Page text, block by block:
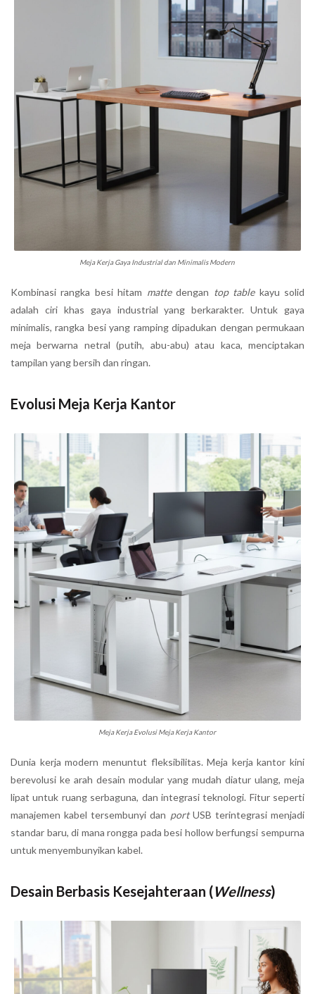
Meja Kerja Gaya Industrial dan Minimalis Modern
Kombinasi rangka besi hitam mattedengan top tablekayu solid
adalah ciri khas gaya industrial yang berkarakter. Untuk gaya
minimalis, rangka besi yang ramping dipadukan dengan permukaan
meja berwarna netral (putih, abu-abu) atau kaca, menciptakan
tampilan yang bersih dan ringan.
Evolusi Meja Kerja Kantor
Meja Kerja Evolusi Meja Kerja Kantor
Dunia kerja modern menuntut fleksibilitas. Meja kerja kantor kini
berevolusi ke arah desain modular yang mudah diatur ulang, meja
lipat untuk ruang serbaguna, dan integrasi teknologi. Fitur seperti
manajemen kabel tersembunyi dan portUSB terintegrasi menjadi
standar baru, di mana rongga pada besi hollow berfungsi sempurna
untuk menyembunyikan kabel.
Desain Berbasis Kesejahteraan (Wellness)